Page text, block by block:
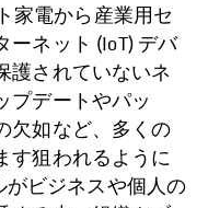
家電から産業用セ
ーネット (IoT) デバ
護されていないネ
プデートやパッ
欠如など、多くの
す狙われるように
がビジネスや個人の